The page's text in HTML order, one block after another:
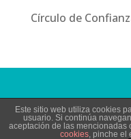
Círculo de
Todos los derechos
Este sitio web utiliza cookies
usuario. Si continúa
aceptación de las mencionadas
cookies, pinche el